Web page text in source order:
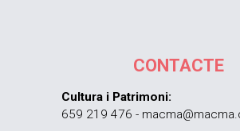
CONTACTE
Cultura i Patrimoni:
659 219 476 -